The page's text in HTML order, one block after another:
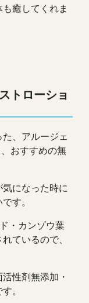
癒してくれま
トローショ
、アルージェ
おすすめの無
になった時に
す。
・カンゾウ葉
ているので、
性剤無添加・
。